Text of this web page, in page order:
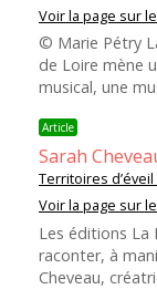
Voir la page sur
© Marie Pétry
de Loire mène
musical, une
Article
Sarah
Territoires
Voir la page sur
Les éditions La
raconter, à
Cheveau,